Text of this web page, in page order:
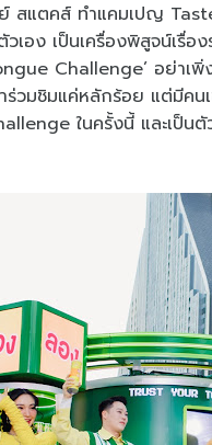
สแตคส์ ทำแคมเปญ
วเอง เป็นเครื่องพิสูจน์เรื่
Challenge’ อย่าเพิ่
าร่วมชิมแค่หลักร้อย แต่มี
ในครั้งนี้ และเป็